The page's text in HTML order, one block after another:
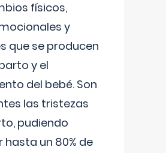
físicos,
y
que se producen
y el
del bebé. Son
las tristezas
pudiendo
un 80% de